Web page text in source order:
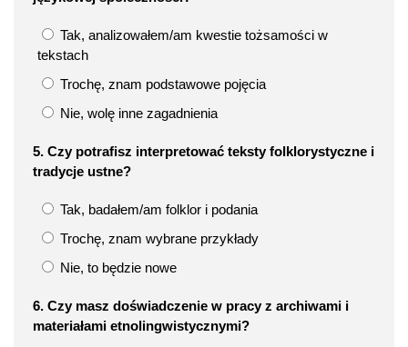
Tak, analizowałem/am kwestie tożsamości w
tekstach
Trochę, znam podstawowe pojęcia
Nie, wolę inne zagadnienia
5. Czy potrafisz interpretować teksty folklorystyczne i
tradycje ustne?
Tak, badałem/am folklor i podania
Trochę, znam wybrane przykłady
Nie, to będzie nowe
6. Czy masz doświadczenie w pracy z archiwami i
materiałami etnolingwistycznymi?